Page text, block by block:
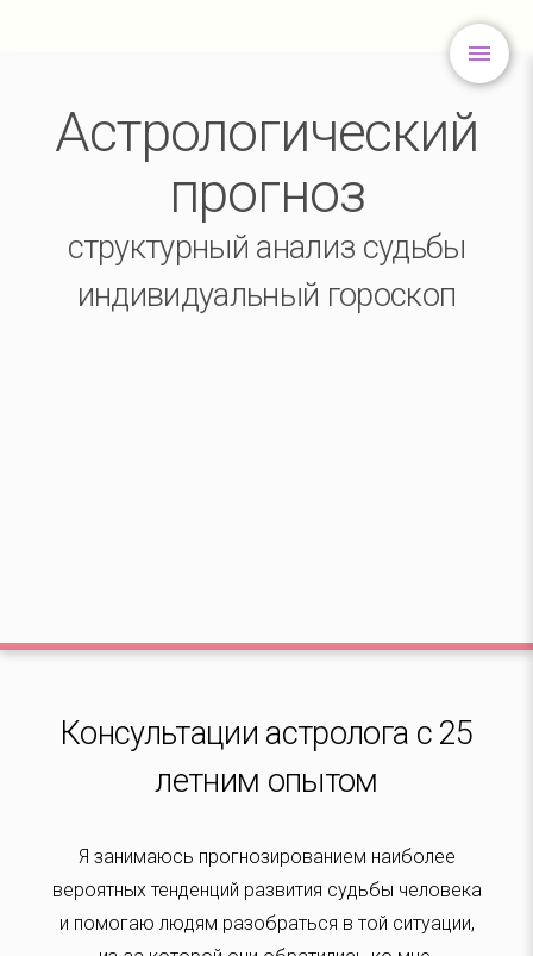
Астрологический
прогноз
структурный анализ судьбы
индивидуальный гороскоп
Консультации астролога с 25
летним опытом
Я занимаюсь прогнозированием наиболее
вероятных тенденций развития судьбы человека
и помогаю людям разобраться в той ситуации,